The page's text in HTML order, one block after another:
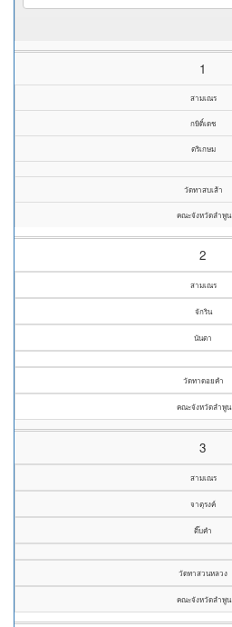
1
สามเณร
กษิดิ์เดช
ตริเกษม
วัดทาสบเส้า
คณะจังหวัดลำพูน
2
สามเณร
จักริน
นันตา
วัดทาดอยคำ
คณะจังหวัดลำพูน
3
สามเณร
จาตุรงค์
ติ๊บคำ
วัดทาสวนหลวง
คณะจังหวัดลำพูน